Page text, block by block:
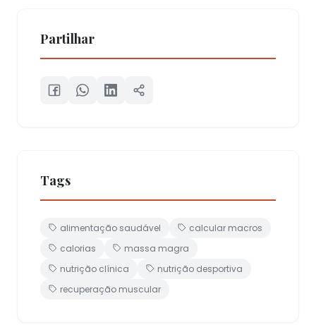
Partilhar
Tags
alimentação saudável
calcular macros
calorias
massa magra
nutrição clínica
nutrição desportiva
recuperação muscular